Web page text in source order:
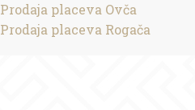
Prodaja placeva Ovča
Prodaja placeva Rogača